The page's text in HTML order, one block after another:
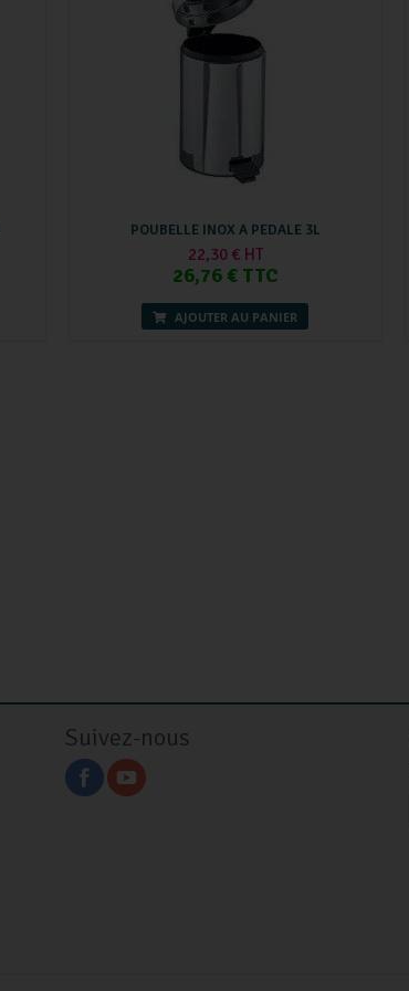
POUBELLE INOX A PEDALE 3L
22,30 € HT
26,76 € TTC
AJOUTER AU PANIER
Suivez-nous